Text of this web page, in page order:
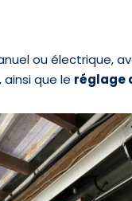
ou électrique,
que le réglage